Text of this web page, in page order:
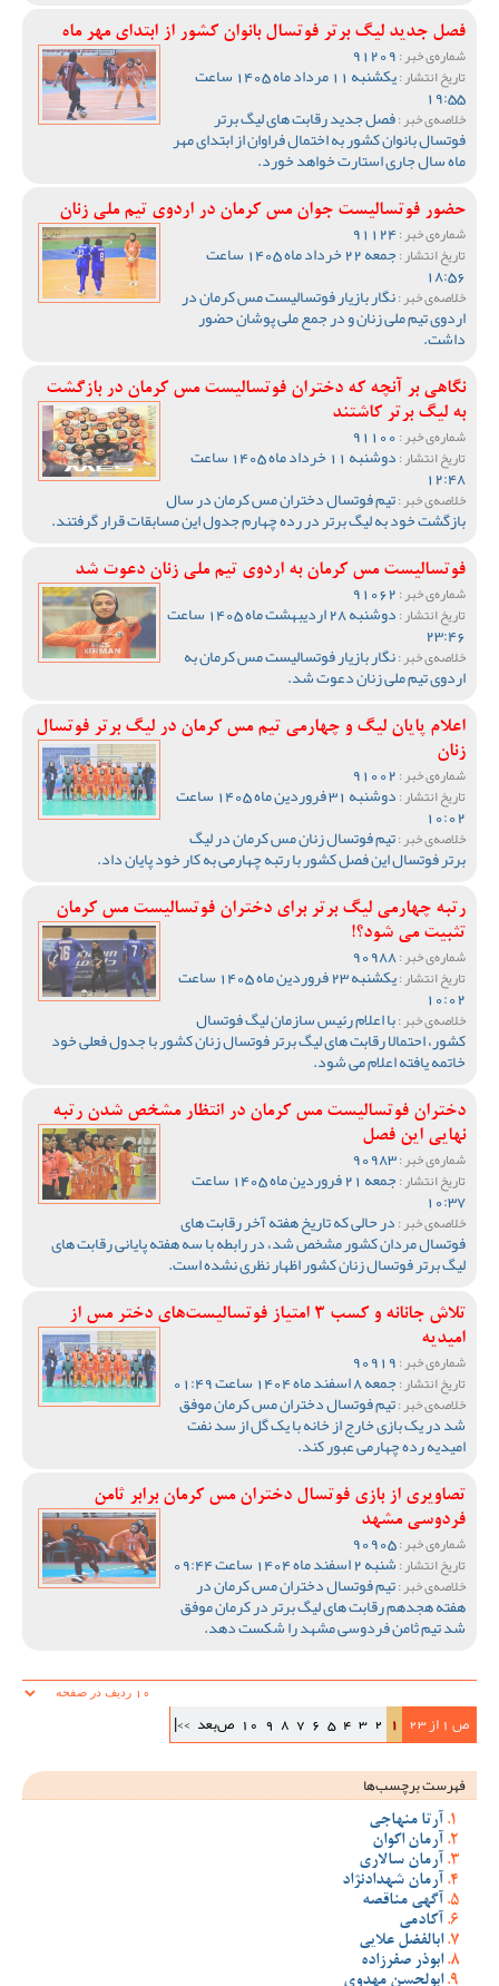
فصل جدید لیگ برتر فوتسال بانوان کشور از ابتدای مهر ماه
شماره‌ی خبر :
تاریخ انتشار : یکشنبه 11 مرداد ماه 1405 ساعت
19:55
خلاصه‌ی خبر :فصل جدید رقابت های لیگ برتر
فوتسال بانوان کشور به اختمال فراوان از ابتدای مهر
ماه سال جاری استارت خواهد خورد.
حضور فوتسالیست جوان مس کرمان در اردوی تیم ملی زنان
شماره‌ی خبر :
تاریخ انتشار : جمعه 22 خرداد ماه 1405 ساعت
18:56
خلاصه‌ی خبر :نگار بازیار فوتسالیست مس کرمان در
اردوی تیم ملی زنان و در جمع ملی پوشان حضور
داشت.
نگاهی بر آنچه که دختران فوتسالیست مس کرمان در بازگشت
به لیگ برتر کاشتند
شماره‌ی خبر :
تاریخ انتشار : دوشنبه 11 خرداد ماه 1405 ساعت
12:48
خلاصه‌ی خبر :تیم فوتسال دختران مس کرمان در سال
بازگشت خود به لیگ برتر در رده چهارم جدول این مسابقات قرار گرفتند.
فوتسالیست مس کرمان به اردوی تیم ملی زنان دعوت شد
شماره‌ی خبر :
تاریخ انتشار : دوشنبه 28 اردیبهشت ماه 1405 ساعت
23:46
خلاصه‌ی خبر :نگار بازیار فوتسالیست مس کرمان به
اردوی تیم ملی زنان دعوت شد.
اعلام پایان لیگ و چهارمی تیم مس کرمان در لیگ برتر فوتسال
زنان
شماره‌ی خبر :
تاریخ انتشار : دوشنبه 31 فروردین ماه 1405 ساعت
10:02
خلاصه‌ی خبر :تیم فوتسال زنان مس کرمان در لیگ
برتر فوتسال این فصل کشور با رتبه چهارمی به کار خود پایان داد.
رتبه چهارمی لیگ برتر برای دختران فوتسالیست مس کرمان
تثبیت می شود؟!
شماره‌ی خبر :
تاریخ انتشار : یکشنبه 23 فروردین ماه 1405 ساعت
10:02
خلاصه‌ی خبر :با اعلام رئیس سازمان لیگ فوتسال
کشور، احتمالا رقابت های لیگ برتر فوتسال زنان کشور با جدول فعلی خود
خاتمه یافته اعلام می شود.
دختران فوتسالیست مس کرمان در انتظار مشخص شدن رتبه
نهایی این فصل
شماره‌ی خبر :
تاریخ انتشار : جمعه 21 فروردین ماه 1405 ساعت
10:37
خلاصه‌ی خبر :در حالی که تاریخ هفته آخر رقابت های
فوتسال مردان کشور مشخص شد، در رابطه با سه هفته پایانی رقابت های
لیگ برتر فوتسال زنان کشور اظهار نظری نشده است.
تلاش جانانه و کسب 3 امتیاز فوتسالیست‌های دختر مس از
امیدیه
شماره‌ی خبر :
تاریخ انتشار :جمعه 8 اسفند ماه 1404 ساعت 01:49
خلاصه‌ی خبر :تیم فوتسال دختران مس کرمان موفق
شد در یک بازی خارج از خانه با یک گل از سد نفت
امیدیه رده چهارمی عبور کند.
تصاویری از بازی فوتسال دختران مس کرمان برابر ثامن
فردوسی مشهد
شماره‌ی خبر :
تاریخ انتشار :شنبه 2 اسفند ماه 1404 ساعت 09:44
خلاصه‌ی خبر :تیم فوتسال دختران مس کرمان در
هفته هجدهم رقابت های لیگ برتر در کرمان موفق
شد تیم ثامن فردوسی مشهد را شکست دهد.
ص 1 از 23 1
2
3
4
5
6
7
8
9
10 ص‌بعد >>|
فهرست برچسب‌ها
آرتا منهاجی
آرمان اکوان
آرمان سالاری
آرمان شهدادنژاد
آگهی مناقصه
آکادمی
ابالفضل علایی
ابوذر صفرزاده
ابولحسن مهدوی